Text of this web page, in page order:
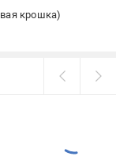
крошка)